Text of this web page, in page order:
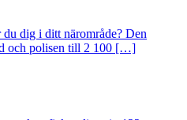
dig i ditt närområde? Den
och polisen till 2 100 […]